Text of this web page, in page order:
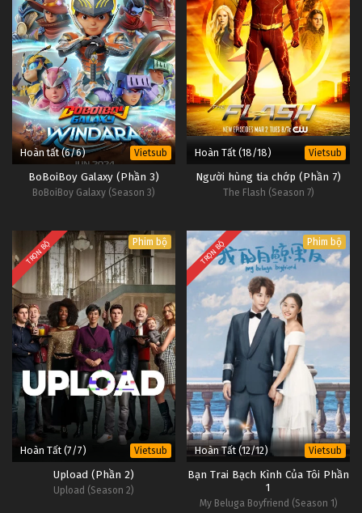
Hoàn tất (6/6) Vietsub
BoBoiBoy Galaxy (Phần 3)
BoBoiBoy Galaxy (Season 3)
Hoàn Tất (18/18) Vietsub
Người hùng tia chớp (Phần 7)
The Flash (Season 7)
TRỌN BỘ Phim bộ
Hoàn Tất (7/7) Vietsub
Upload (Phần 2)
Upload (Season 2)
TRỌN BỘ Phim bộ
Hoàn Tất (12/12) Vietsub
Bạn Trai Bạch Kình Của Tôi Phần
1
My Beluga Boyfriend (Season 1)